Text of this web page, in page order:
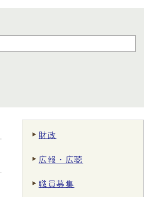
財政
広報・広聴
職員募集